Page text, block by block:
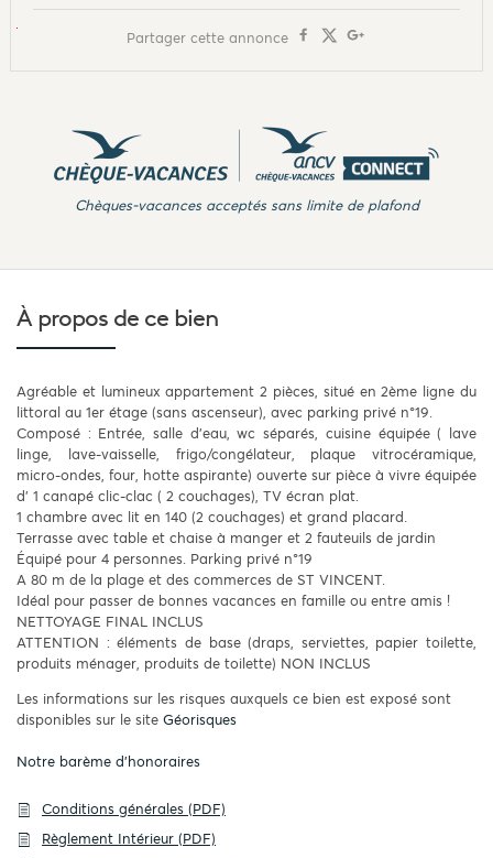
Partager cette annonce
Chèques-vacances acceptés sans limite de plafond
À propos de ce bien
Agréable et lumineux appartement 2 pièces, situé en 2ème ligne du
littoral au 1er étage (sans ascenseur), avec parking privé n°19.
Composé : Entrée, salle d'eau, wc séparés, cuisine équipée ( lave
linge, lave-vaisselle, frigo/congélateur, plaque vitrocéramique,
micro-ondes, four, hotte aspirante) ouverte sur pièce à vivre équipée
d' 1 canapé clic-clac ( 2 couchages), TV écran plat.
1 chambre avec lit en 140 (2 couchages) et grand placard.
Terrasse avec table et chaise à manger et 2 fauteuils de jardin
Équipé pour 4 personnes. Parking privé n°19
A 80 m de la plage et des commerces de ST VINCENT.
Idéal pour passer de bonnes vacances en famille ou entre amis !
NETTOYAGE FINAL INCLUS
ATTENTION : éléments de base (draps, serviettes, papier toilette,
produits ménager, produits de toilette) NON INCLUS
Les informations sur les risques auxquels ce bien est exposé sont
disponibles sur le site Géorisques
Notre barème d'honoraires
Conditions générales (PDF)
Règlement Intérieur (PDF)